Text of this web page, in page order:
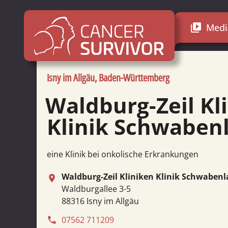
video_library
Isny im Allgäu, Baden-Württemberg
Waldburg-Zeil Kliniken
Klinik
eine Klinik bei onkolische Erkrankungen
place
Waldburg-Zeil Kliniken Klinik
Waldburgallee 3-5
88316 Isny im Allgäu
phone 07562 711209